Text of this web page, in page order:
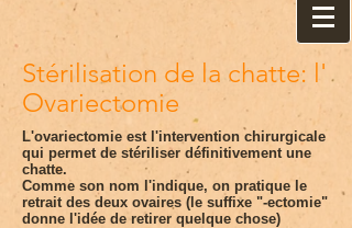
Stérilisation de la chatte: l'
Ovariectomie
L'ovariectomie est l'intervention chirurgicale
qui permet de stériliser définitivement une
chatte.
Comme son nom l'indique, on pratique le
retrait des deux ovaires (le suffixe "-ectomie"
donne l'idée de retirer quelque chose)